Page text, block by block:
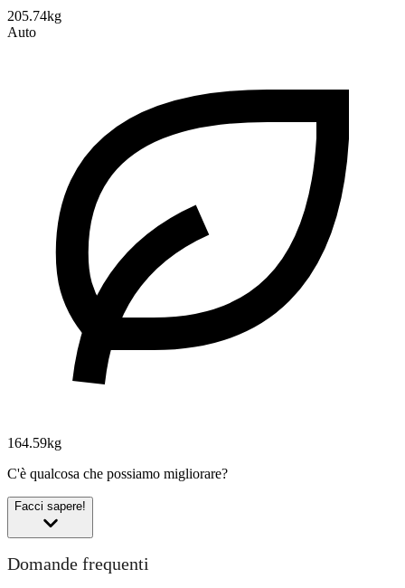
205.74kg
Auto
164.59kg
C'è qualcosa che possiamo migliorare?
Facci sapere!
Domande frequenti